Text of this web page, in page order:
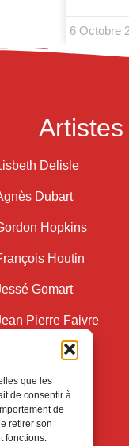
que les
de consentir à
de
retirer son
fonctions.
6 Octobre
Artistes
Delisle
Dubart
Hopkins
Houtin
Gomart
Pierre Faivre